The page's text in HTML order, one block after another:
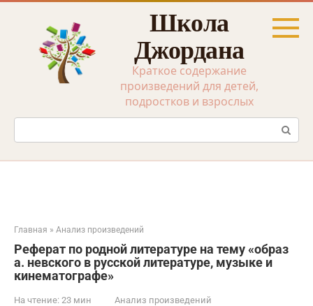
Перейти
Школа
Джордана
Краткое содержание
произведений для детей,
подростков и взрослых
Поиск:
Главная » Анализ произведений
Реферат по родной литературе на тему «образ
а. невского в русской литературе, музыке и
кинематографе»
На чтение: 23 мин Анализ произведений